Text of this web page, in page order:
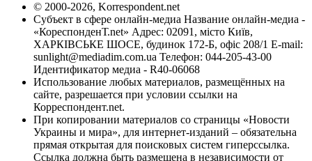
© 2000-2026, Korrespondent.net
Субъект в сфере онлайн-медиа Название онлайн-медиа -
«КореспонденТ.net» Адрес: 02091, місто Київ,
ХАРКІВСЬКЕ ШОСЕ, будинок 172-Б, офіс 208/1 E-mail:
sunlight@mediadim.com.ua Телефон: 044-205-43-00
Идентификатор медиа - R40-06068
Использование любых материалов, размещённых на
сайте, разрешается при условии ссылки на
Корреспондент.net.
При копировании материалов со страницы «Новости
Украины и мира», для интернет-изданий – обязательна
прямая открытая для поисковых систем гиперссылка.
Ссылка должна быть размещена в независимости от